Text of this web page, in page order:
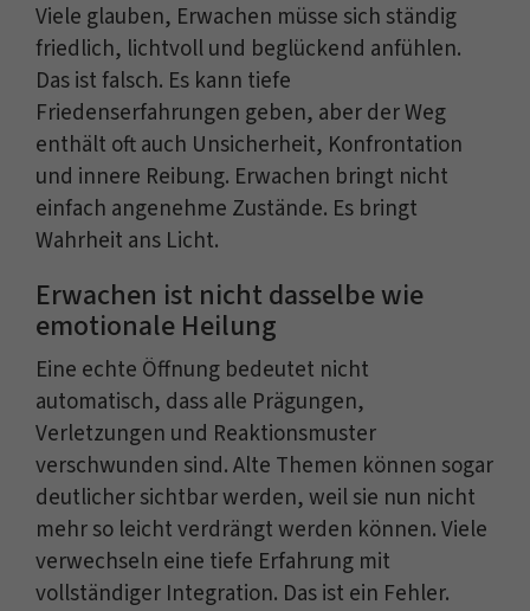
Viele glauben, Erwachen müsse sich ständig
friedlich, lichtvoll und beglückend anfühlen.
Das ist falsch. Es kann tiefe
Friedenserfahrungen geben, aber der Weg
enthält oft auch Unsicherheit, Konfrontation
und innere Reibung. Erwachen bringt nicht
einfach angenehme Zustände. Es bringt
Wahrheit ans Licht.
Erwachen ist nicht dasselbe wie
emotionale Heilung
Eine echte Öffnung bedeutet nicht
automatisch, dass alle Prägungen,
Verletzungen und Reaktionsmuster
verschwunden sind. Alte Themen können sogar
deutlicher sichtbar werden, weil sie nun nicht
mehr so leicht verdrängt werden können. Viele
verwechseln eine tiefe Erfahrung mit
vollständiger Integration. Das ist ein Fehler.